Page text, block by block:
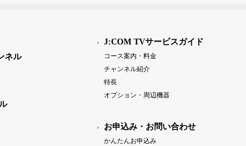
ネル
J:COM TVサービスガイド
コース案内・料金
チャンネル紹介
特長
オプション・周辺機器
お申込み・お問い合わせ
かんたんお申込み